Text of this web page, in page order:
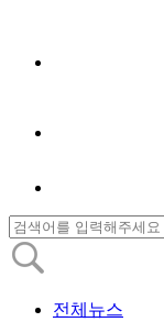
전체뉴스